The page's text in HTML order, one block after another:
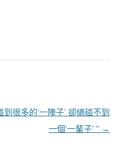
到很多的‘一陣子’ 卻總碰不到
一個‘一輩子’ ” →